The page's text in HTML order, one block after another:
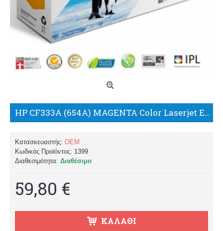
HP CF333A (654A) MAGENTA Color Laserjet Enterprise M 651DN,XH/MFP M 680DN,F,Z ΣΥΜΒΑΤΟ TONER/G+G
Κατασκευαστής: OEM
Κωδικός Προϊόντος: 1399
Διαθεσιμότητα: Διαθέσιμο
59,80 €
ΚΑΛΆΘΙ